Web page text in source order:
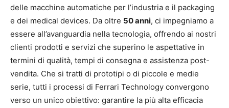
delle macchine automatiche per l’industria e il packaging
e dei medical devices. Da oltre 50 anni, ci impegniamo a
essere all’avanguardia nella tecnologia, offrendo ai nostri
clienti prodotti e servizi che superino le aspettative in
termini di qualità, tempi di consegna e assistenza post-
vendita. Che si tratti di prototipi o di piccole e medie
serie, tutti i processi di Ferrari Technology convergono
verso un unico obiettivo: garantire la più alta efficacia